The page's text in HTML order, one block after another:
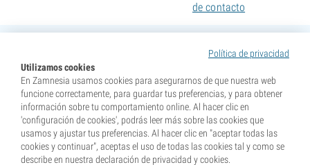
Política de privacidad
Utilizamos cookies
En Zamnesia usamos cookies para asegurarnos de que nuestra web
funcione correctamente, para guardar tus preferencias, y para obtener
información sobre tu comportamiento online. Al hacer clic en
'configuración de cookies', podrás leer más sobre las cookies que
usamos y ajustar tus preferencias. Al hacer clic en "aceptar todas las
cookies y continuar", aceptas el uso de todas las cookies tal y como se
describe en nuestra declaración de privacidad y cookies.
de contacto